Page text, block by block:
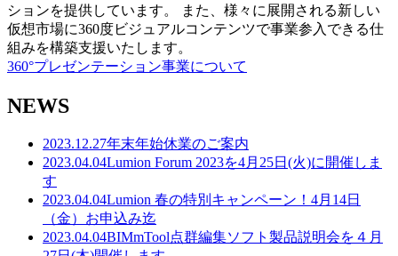
ションを提供しています。 また、様々に展開される新しい
仮想市場に360度ビジュアルコンテンツで事業参入できる仕
組みを構築支援いたします。
360°プレゼンテーション事業について
NEWS
2023.12.27年末年始休業のご案内
2023.04.04Lumion Forum 2023を4月25日(火)に開催しま
す
2023.04.04Lumion 春の特別キャンペーン！4月14日
（金）お申込み迄
2023.04.04BIMmTool点群編集ソフト製品説明会を４月